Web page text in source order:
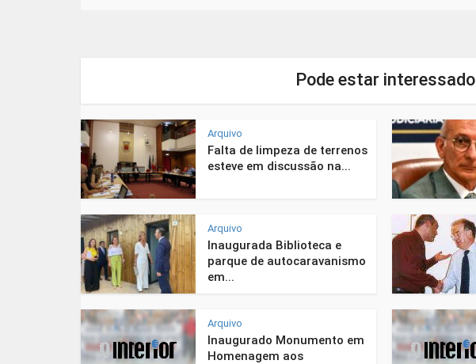
Pode estar interessado
Arquivo
Falta de limpeza de terrenos
esteve em discussão na...
Arquivo
Inaugurada Biblioteca e
parque de autocaravanismo
em...
Arquivo
Inaugurado Monumento em
Homenagem aos